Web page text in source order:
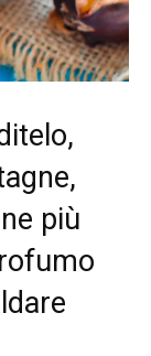
più